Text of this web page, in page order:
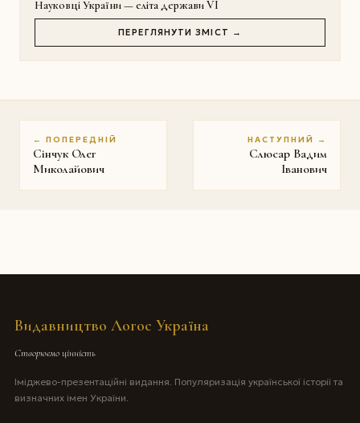
Науковці України — еліта держави VI
ПЕРЕГЛЯНУТИ ЗМІСТ →
← ПОПЕРЕДНІЙ
Сінчук Олег
Миколайович
НАСТУПНИЙ →
Слюсар Вадим
Іванович
Видавництво Логос Україна
Створюємо цінність
Іміджево-презентаційні видання. Популяризація української історії та
визначних імен України.